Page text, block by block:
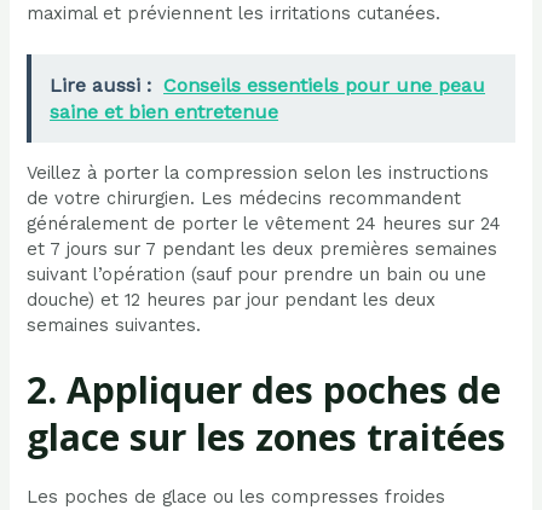
maximal et préviennent les irritations cutanées.
Lire aussi : Conseils essentiels pour une peau
saine et bien entretenue
Veillez à porter la compression selon les instructions
de votre chirurgien. Les médecins recommandent
généralement de porter le vêtement 24 heures sur 24
et 7 jours sur 7 pendant les deux premières semaines
suivant l’opération (sauf pour prendre un bain ou une
douche) et 12 heures par jour pendant les deux
semaines suivantes.
2. Appliquer des poches de
glace sur les zones traitées
Les poches de glace ou les compresses froides